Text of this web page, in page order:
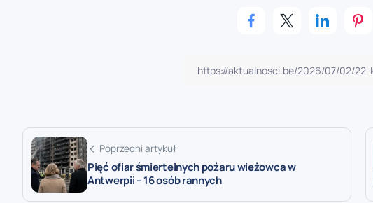
Poprzedni artykuł
Pięć ofiar śmiertelnych pożaru wieżowca w
Antwerpii – 16 osób rannych